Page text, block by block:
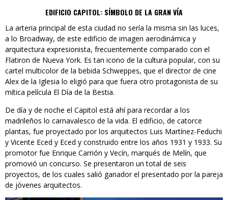
EDIFICIO CAPITOL: SÍMBOLO DE LA GRAN VÍA
La arteria principal de esta ciudad no sería la misma sin las luces,
a lo Broadway, de este edificio de imagen aerodinámica y
arquitectura expresionista, frecuentemente comparado con el
Flatiron de Nueva York. Es tan icono de la cultura popular, con su
cartel multicolor de la bebida Schweppes, que el director de cine
Alex de la Iglesia lo eligió para que fuera otro protagonista de su
mítica película El Día de la Bestia.
De día y de noche el Capitol está ahí para recordar a los
madrileños lo carnavalesco de la vida. El edificio, de catorce
plantas, fue proyectado por los arquitectos Luis Martínez-Feduchi
y Vicente Eced y Eced y construido entre los años 1931 y 1933. Su
promotor fue Enrique Carrión y Vecín, marqués de Melín, que
promovió un concurso. Se presentaron un total de seis
proyectos, de los cuales salió ganador el presentado por la pareja
de jóvenes arquitectos.